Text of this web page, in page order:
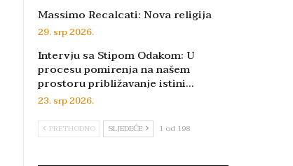
Massimo Recalcati: Nova religija
29. srp 2026.
Intervju sa Stipom Odakom: U
procesu pomirenja na našem
prostoru približavanje istini…
23. srp 2026.
PRETHODNO SLJEDEĆE 1 od 198